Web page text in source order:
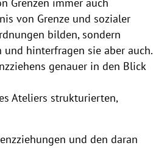
von Grenze und sozialer
bilden, sondern
hinterfragen sie aber auch.
genauer in den Blick
Ateliers strukturierten,
und den daran